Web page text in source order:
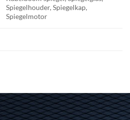
Spiegelhouder, Spiegelkap,
Spiegelmotor